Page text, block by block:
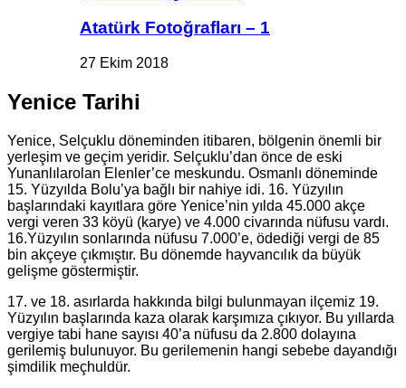
Atatürk Fotoğrafları – 1
27 Ekim 2018
Yenice Tarihi
Yenice, Selçuklu döneminden itibaren, bölgenin önemli bir
yerleşim ve geçim yeridir. Selçuklu’dan önce de eski
Yunanlılarolan Elenler’ce meskundu. Osmanlı döneminde
15. Yüzyılda Bolu’ya bağlı bir nahiye idi. 16. Yüzyılın
başlarındaki kayıtlara göre Yenice’nin yılda 45.000 akçe
vergi veren 33 köyü (karye) ve 4.000 civarında nüfusu vardı.
16.Yüzyılın sonlarında nüfusu 7.000’e, ödediği vergi de 85
bin akçeye çıkmıştır. Bu dönemde hayvancılık da büyük
gelişme göstermiştir.
17. ve 18. asırlarda hakkında bilgi bulunmayan ilçemiz 19.
Yüzyılın başlarında kaza olarak karşımıza çıkıyor. Bu yıllarda
vergiye tabi hane sayısı 40’a nüfusu da 2.800 dolayına
gerilemiş bulunuyor. Bu gerilemenin hangi sebebe dayandığı
şimdilik meçhuldür.